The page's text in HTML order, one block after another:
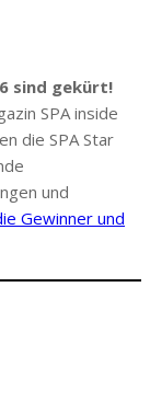
sind gekürt!
SPA inside
die SPA Star
und
Gewinner und